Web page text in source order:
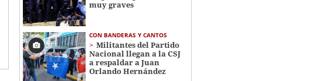
muy graves
CON BANDERAS Y CANTOS
Militantes del Partido
Nacional llegan a la CSJ
a respaldar a Juan
Orlando Hernández